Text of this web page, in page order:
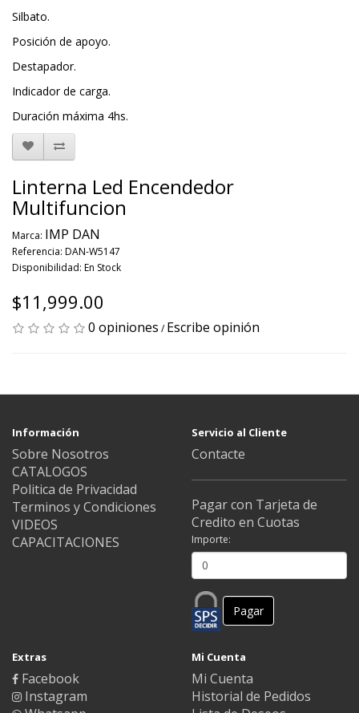
Silbato.
Posición de apoyo.
Destapador.
Indicador de carga.
Duración máxima 4hs.
Linterna Led Encendedor
Multifuncion
Marca: IMP DAN
Referencia: DAN-W5147
Disponibilidad: En Stock
$11,999.00
0 opiniones /Escribe opinión
Información
Sobre Nosotros
CATALOGOS
Politica de Privacidad
Terminos y Condiciones
VIDEOS
CAPACITACIONES
Servicio al Cliente
Contacte
Pagar con Tarjeta de
Credito en Cuotas
Importe:
Pagar
Extras
Facebook
Instagram
Mi Cuenta
Mi Cuenta
Historial de Pedidos